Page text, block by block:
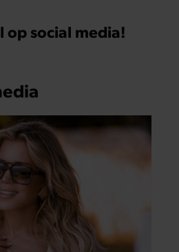
op social media!